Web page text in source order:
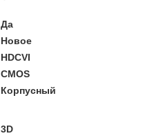
Да
Новое
HDCVI
CMOS
Корпусный
3D